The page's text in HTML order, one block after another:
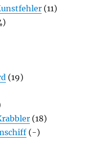
(11)
(19)
(18)
(-)